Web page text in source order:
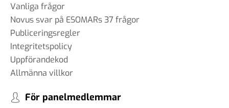
Vanliga frågor
Novus svar på ESOMARs 37 frågor
Publiceringsregler
Integritetspolicy
Uppförandekod
Allmänna villkor
För panelmedlemmar